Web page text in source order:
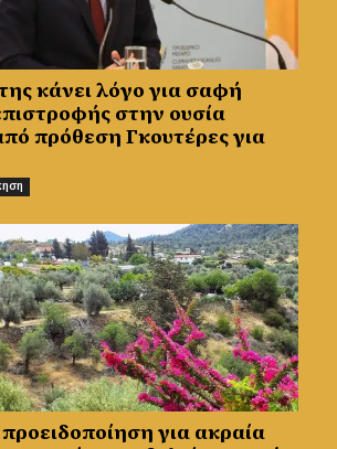
κάνει λόγο για σαφή
στην ουσία
πρόθεση Γκουτέρες για
για ακραία